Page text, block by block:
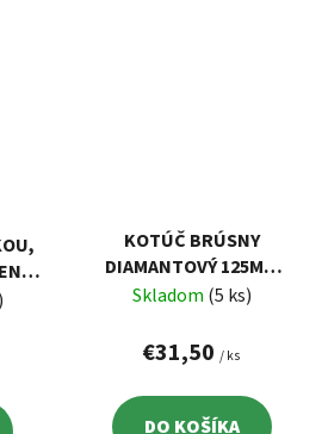
KOTÚČ BRÚSNY
DIAMANTOVÝ 125MM
EXTOL 8703112
Skladom (5 ks)
€31,50 / ks
DO KOŠÍKA